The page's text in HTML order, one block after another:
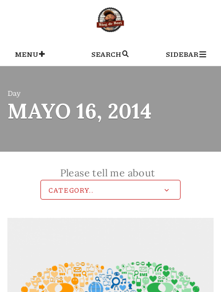
MENU SEARCH SIDEBAR
Day
MAYO 16, 2014
Please tell me about